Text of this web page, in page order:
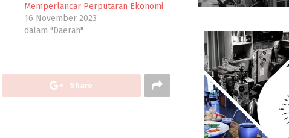
Memperlancar Perputaran Ekonomi
16 November 2023
dalam "Daerah"
Share